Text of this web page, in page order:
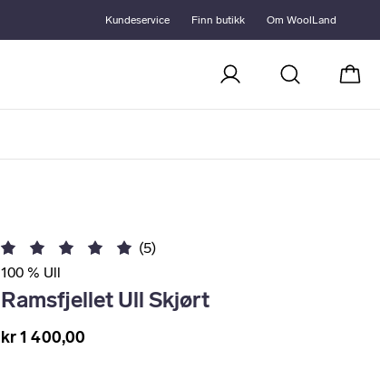
Kundeservice Finn butikk Om WoolLand
(5)
100 % Ull
Ramsfjellet Ull Skjørt
kr 1 400,00